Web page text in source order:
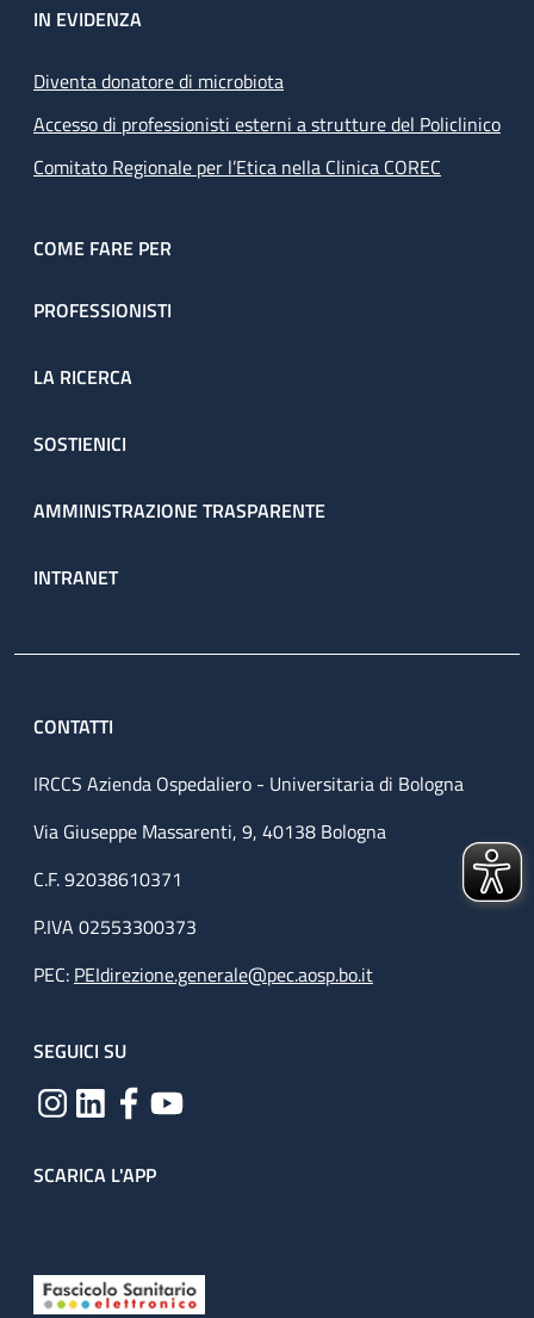
IN EVIDENZA
Diventa donatore di microbiota
Accesso di professionisti esterni a strutture del Policlinico
Comitato Regionale per l’Etica nella Clinica COREC
COME FARE PER
PROFESSIONISTI
LA RICERCA
SOSTIENICI
AMMINISTRAZIONE TRASPARENTE
INTRANET
CONTATTI
IRCCS Azienda Ospedaliero - Universitaria di Bologna
Via Giuseppe Massarenti, 9, 40138 Bologna
C.F. 92038610371
P.IVA 02553300373
PEC: PEIdirezione.generale@pec.aosp.bo.it
SEGUICI SU
SCARICA L'APP